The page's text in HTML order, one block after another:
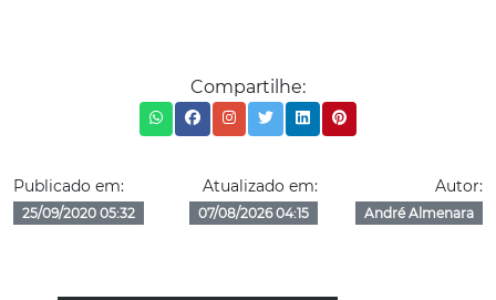
Compartilhe:
Publicado em:
25/09/2020 05:32
Atualizado em:
07/08/2026 04:15
Autor:
André Almenara